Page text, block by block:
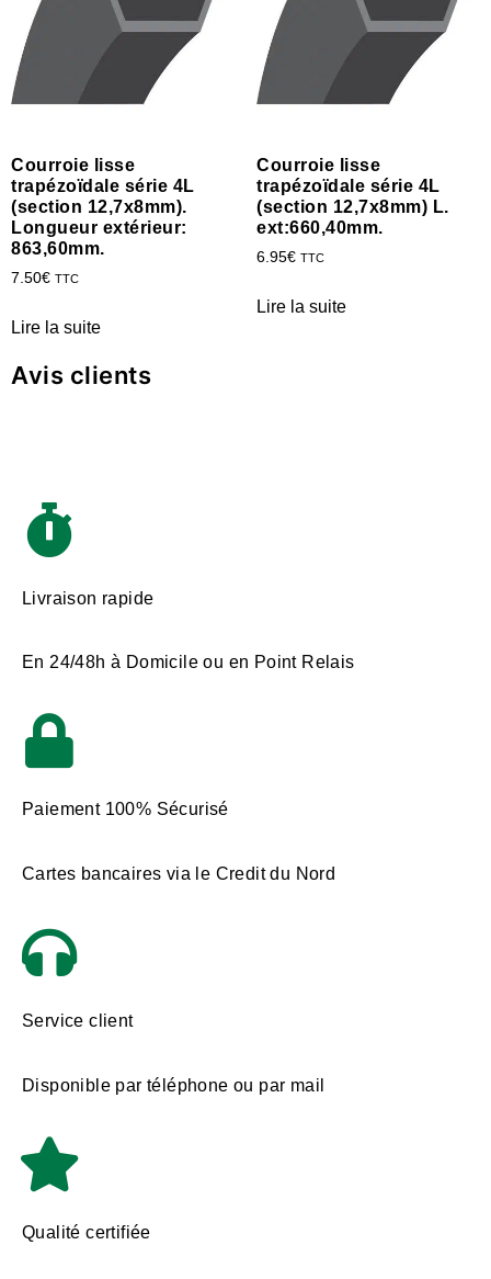
Courroie lisse
trapézoïdale série 4L
(section 12,7x8mm).
Longueur extérieur:
863,60mm.
7.50€ TTC
Lire la suite
Courroie lisse
trapézoïdale série 4L
(section 12,7x8mm) L.
ext:660,40mm.
6.95€ TTC
Lire la suite
Avis clients
Livraison rapide
En 24/48h à Domicile ou en Point Relais
Paiement 100% Sécurisé
Cartes bancaires via le Credit du Nord
Service client
Disponible par téléphone ou par mail
Qualité certifiée